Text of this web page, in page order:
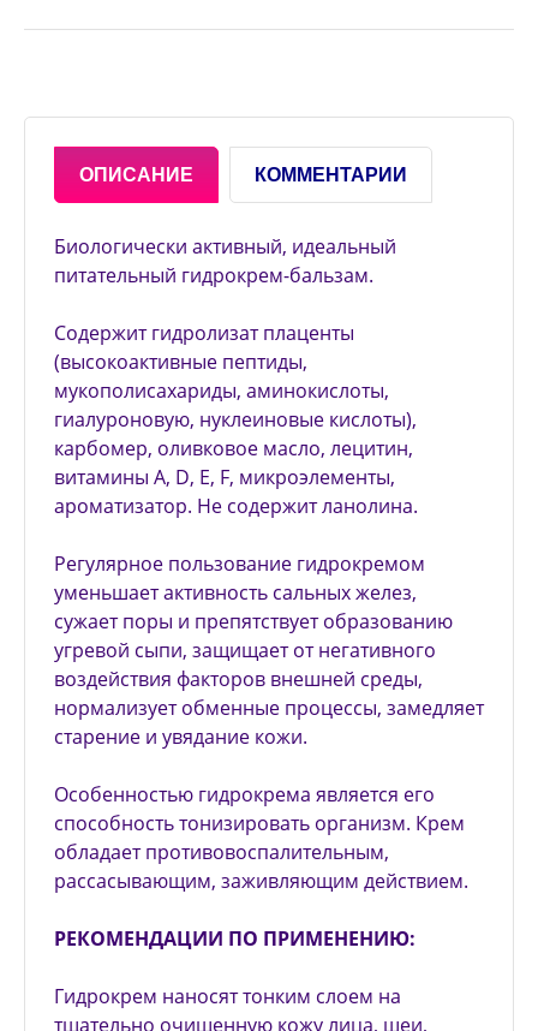
ОПИСАНИЕ КОММЕНТАРИИ
Биологически активный, идеальный
питательный гидрокрем-бальзам.
Содержит гидролизат плаценты
(высокоактивные пептиды,
мукополисахариды, аминокислоты,
гиалуроновую, нуклеиновые кислоты),
карбомер, оливковое масло, лецитин,
витамины A, D, E, F, микроэлементы,
ароматизатор. Не содержит ланолина.
Регулярное пользование гидрокремом
уменьшает активность сальных желез,
сужает поры и препятствует образованию
угревой сыпи, защищает от негативного
воздействия факторов внешней среды,
нормализует обменные процессы, замедляет
старение и увядание кожи.
Особенностью гидрокрема является его
способность тонизировать организм. Крем
обладает противовоспалительным,
рассасывающим, заживляющим действием.
РЕКОМЕНДАЦИИ ПО ПРИМЕНЕНИЮ:
Гидрокрем наносят тонким слоем на
тщательно очищенную кожу лица, шеи,